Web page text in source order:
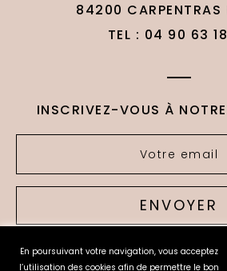
En poursuivant votre navigation, vous acceptez
l’utilisation des cookies afin de permettre le bon
84200 CARPENTRAS
TEL : 04 90 63
INSCRIVEZ-VOUS À NOTRE
ENVOYER